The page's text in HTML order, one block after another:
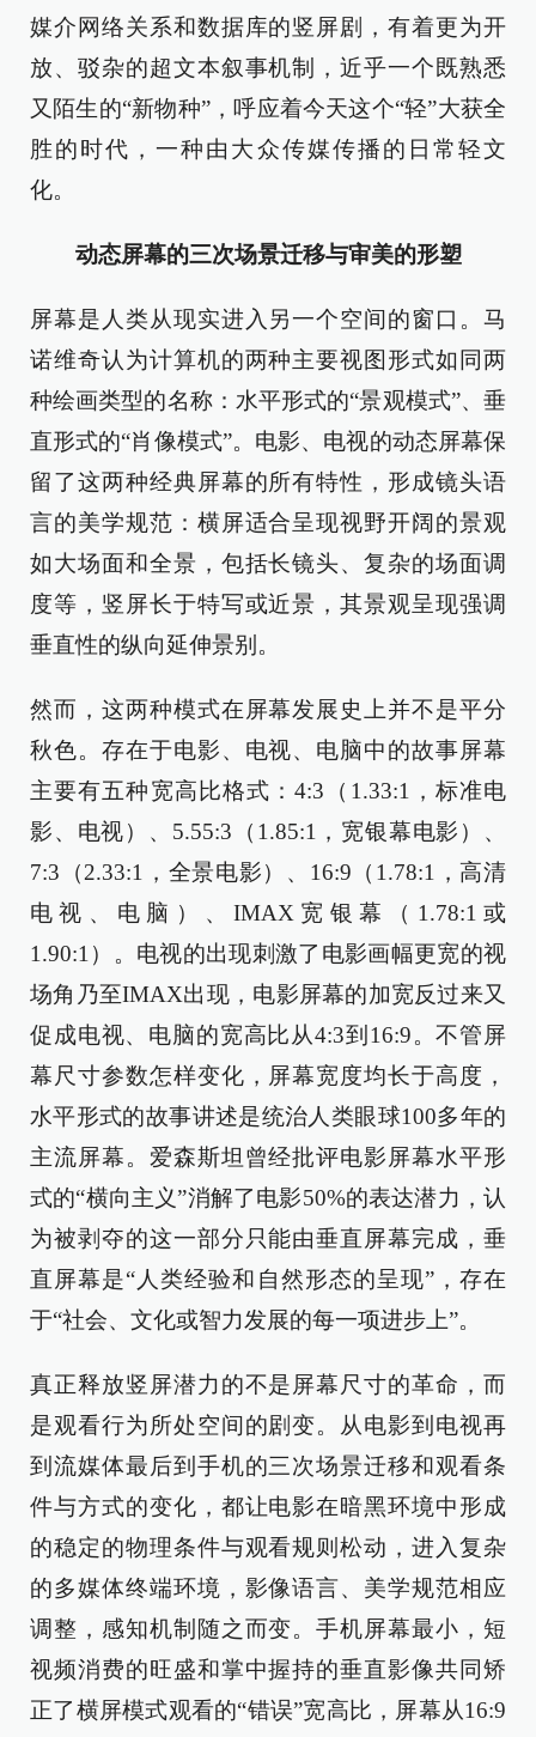
媒介网络关系和数据库的竖屏剧，有着更为开
放、驳杂的超文本叙事机制，近乎一个既熟悉
又陌生的“新物种”，呼应着今天这个“轻”大获全
胜的时代，一种由大众传媒传播的日常轻文
化。
动态屏幕的三次场景迁移与审美的形塑
屏幕是人类从现实进入另一个空间的窗口。马
诺维奇认为计算机的两种主要视图形式如同两
种绘画类型的名称：水平形式的“景观模式”、垂
直形式的“肖像模式”。电影、电视的动态屏幕保
留了这两种经典屏幕的所有特性，形成镜头语
言的美学规范：横屏适合呈现视野开阔的景观
如大场面和全景，包括长镜头、复杂的场面调
度等，竖屏长于特写或近景，其景观呈现强调
垂直性的纵向延伸景别。
然而，这两种模式在屏幕发展史上并不是平分
秋色。存在于电影、电视、电脑中的故事屏幕
主要有五种宽高比格式：4:3（1.33:1，标准电
影、电视）、5.55:3（1.85:1，宽银幕电影）、
7:3（2.33:1，全景电影）、16:9（1.78:1，高清
电视、电脑）、IMAX宽银幕（1.78:1或
1.90:1）。电视的出现刺激了电影画幅更宽的视
场角乃至IMAX出现，电影屏幕的加宽反过来又
促成电视、电脑的宽高比从4:3到16:9。不管屏
幕尺寸参数怎样变化，屏幕宽度均长于高度，
水平形式的故事讲述是统治人类眼球100多年的
主流屏幕。爱森斯坦曾经批评电影屏幕水平形
式的“横向主义”消解了电影50%的表达潜力，认
为被剥夺的这一部分只能由垂直屏幕完成，垂
直屏幕是“人类经验和自然形态的呈现”，存在
于“社会、文化或智力发展的每一项进步上”。
真正释放竖屏潜力的不是屏幕尺寸的革命，而
是观看行为所处空间的剧变。从电影到电视再
到流媒体最后到手机的三次场景迁移和观看条
件与方式的变化，都让电影在暗黑环境中形成
的稳定的物理条件与观看规则松动，进入复杂
的多媒体终端环境，影像语言、美学规范相应
调整，感知机制随之而变。手机屏幕最小，短
视频消费的旺盛和掌中握持的垂直影像共同矫
正了横屏模式观看的“错误”宽高比，屏幕从16:9